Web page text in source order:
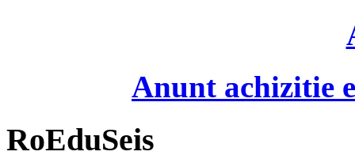
Anunt achizitie
RoEduSeis